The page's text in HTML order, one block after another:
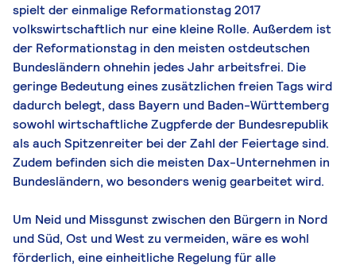
spielt der einmalige Reformationstag 2017
volkswirtschaftlich nur eine kleine Rolle. Außerdem ist
der Reformationstag in den meisten ostdeutschen
Bundesländern ohnehin jedes Jahr arbeitsfrei. Die
geringe Bedeutung eines zusätzlichen freien Tags wird
dadurch belegt, dass Bayern und Baden-Württemberg
sowohl wirtschaftliche Zugpferde der Bundesrepublik
als auch Spitzenreiter bei der Zahl der Feiertage sind.
Zudem befinden sich die meisten Dax-Unternehmen in
Bundesländern, wo besonders wenig gearbeitet wird.
Um Neid und Missgunst zwischen den Bürgern in Nord
und Süd, Ost und West zu vermeiden, wäre es wohl
förderlich, eine einheitliche Regelung für alle